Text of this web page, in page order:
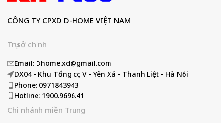
CÔNG TY CPXD D-HOME VIỆT NAM
Trụ sở chính
Email: Dhome.xd@gmail.com
DX04 - Khu Tổng cục V - Yên Xá - Thanh Liệt - Hà Nội
Phone: 0971843943
Hotline: 1900.9696.41
Chi nhánh miền Trung